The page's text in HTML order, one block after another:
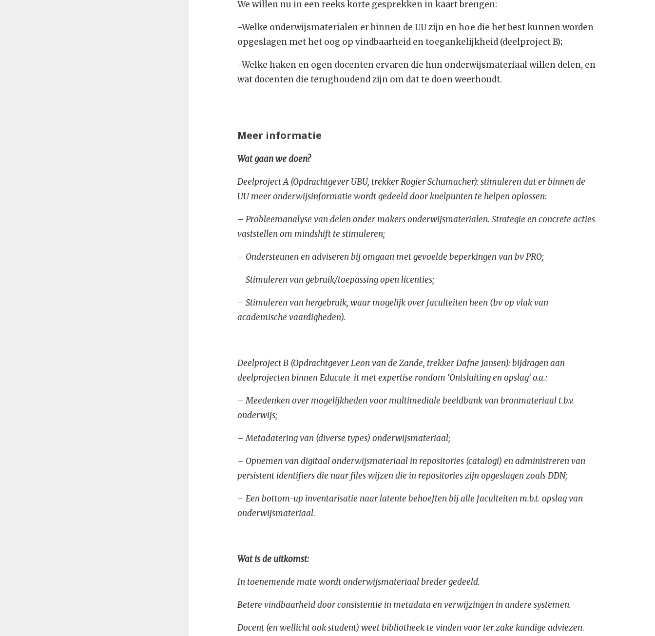
We willen nu in een reeks korte gesprekken in kaart brengen:
-Welke onderwijsmaterialen er binnen de UU zijn en hoe die het best kunnen worden
opgeslagen met het oog op vindbaarheid en toegankelijkheid (deelproject B);
-Welke haken en ogen docenten ervaren die hun onderwijsmateriaal willen delen, en
wat docenten die terughoudend zijn om dat te doen weerhoudt.
Meer informatie
Wat gaan we doen?
Deelproject A (Opdrachtgever UBU, trekker Rogier Schumacher): stimuleren dat er binnen de
UU meer onderwijsinformatie wordt gedeeld door knelpunten te helpen oplossen:
– Probleemanalyse van delen onder makers onderwijsmaterialen. Strategie en concrete acties
vaststellen om mindshift te stimuleren;
– Ondersteunen en adviseren bij omgaan met gevoelde beperkingen van bv PRO;
– Stimuleren van gebruik/toepassing open licenties;
– Stimuleren van hergebruik, waar mogelijk over faculteiten heen (bv op vlak van
academische vaardigheden).
Deelproject B (Opdrachtgever Leon van de Zande, trekker Dafne Jansen): bijdragen aan
deelprojecten binnen Educate-it met expertise rondom ‘Ontsluiting en opslag’ o.a.:
– Meedenken over mogelijkheden voor multimediale beeldbank van bronmateriaal t.b.v.
onderwijs;
– Metadatering van (diverse types) onderwijsmateriaal;
– Opnemen van digitaal onderwijsmateriaal in repositories (catalogi) en administreren van
persistent identifiers die naar files wijzen die in repositories zijn opgeslagen zoals DDN;
– Een bottom-up inventarisatie naar latente behoeften bij alle faculteiten m.b.t. opslag van
onderwijsmateriaal.
Wat is de uitkomst:
In toenemende mate wordt onderwijsmateriaal breder gedeeld.
Betere vindbaarheid door consistentie in metadata en verwijzingen in andere systemen.
Docent (en wellicht ook student) weet bibliotheek te vinden voor ter zake kundige adviezen.